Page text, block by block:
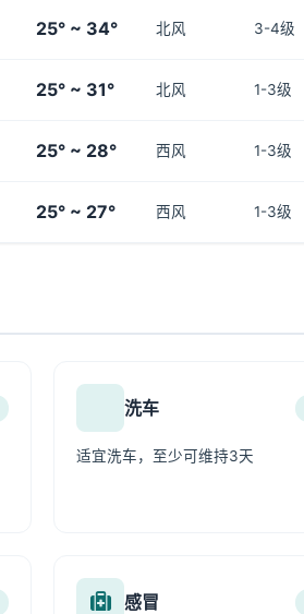
25° ~ 34° 北风 3-4级
25° ~ 31° 北风 1-3级
25° ~ 28° 西风 1-3级
25° ~ 27° 西风 1-3级
洗车
适宜洗车，至少可维持3天
感冒